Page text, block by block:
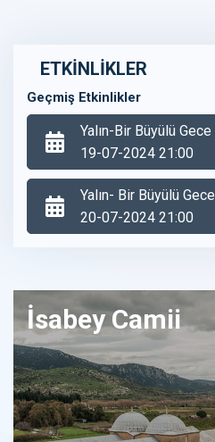
ETKİNLİKLER
Geçmiş Etkinlikler
Yalın-Bir Büyülü Gece
19-07-2024 21:00
Yalın- Bir Büyülü Gece
20-07-2024 21:00
İsabey Camii